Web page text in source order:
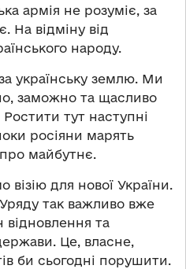
армія не розуміє, за
На відміну від
народу.
українську землю. Ми
заможно та щасливо
тут наступні
росіяни марять
майбутнє.
для нової України.
так важливо вже
та
Це, власне,
би сьогодні порушити.